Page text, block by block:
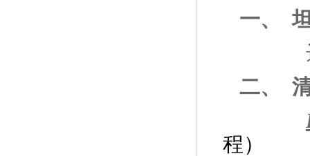
一、
达累
二、
程）